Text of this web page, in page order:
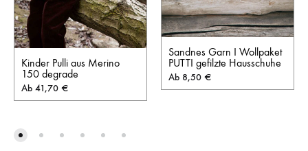
Kinder Pulli aus Merino
150 degrade
Ab 41,70 €
Sandnes Garn I Wollpaket
PUTTI gefilzte Hausschuhe
Ab 8,50 €